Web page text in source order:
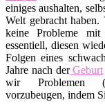
einiges aushalten,
Welt gebracht haben.
keine Probleme
essentiell, diesen
Folgen eines
Jahre nach derGeburt
wir Problemen
vorzubeugen, indem